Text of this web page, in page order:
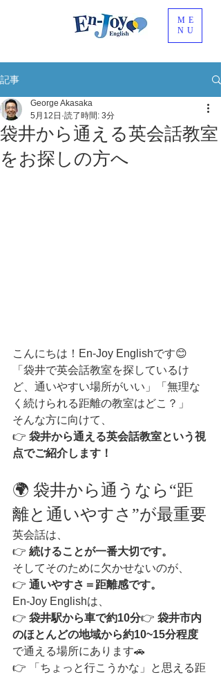
ME
NU
記事
袋井から通える英会話教室
をお探しの方へ
George Akasaka
5月12日 読了時間: 3分
こんにちは！En-Joy Englishです😊
「袋井で英会話教室を探しているけ
ど、通いやすい場所がいい」「無理な
く続けられる距離の教室はどこ？」
そんな方に向けて、
👉 袋井から通える英会話教室という視
点でご紹介します！
🌍 袋井から通うなら“距
離と通いやすさ”が最重要
英会話は、
👉 続けることが一番大切です。
そしてそのために欠かせないのが、
👉 通いやすさ＝距離感です。
En-Joy Englishは、
👉 袋井駅から車で約10分👉 袋井市内
のほとんどの地域から約10~15分程度
で通える場所にあります🚗
👉 「ちょっと行こうかな」と思える距